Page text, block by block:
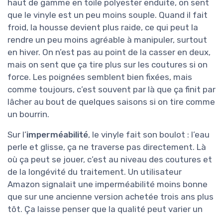
haut de gamme en toile polyester enduite, on sent
que le vinyle est un peu moins souple. Quand il fait
froid, la housse devient plus raide, ce qui peut la
rendre un peu moins agréable à manipuler, surtout
en hiver. On n’est pas au point de la casser en deux,
mais on sent que ça tire plus sur les coutures si on
force. Les poignées semblent bien fixées, mais
comme toujours, c’est souvent par là que ça finit par
lâcher au bout de quelques saisons si on tire comme
un bourrin.
Sur l’imperméabilité, le vinyle fait son boulot : l’eau
perle et glisse, ça ne traverse pas directement. Là
où ça peut se jouer, c’est au niveau des coutures et
de la longévité du traitement. Un utilisateur
Amazon signalait une imperméabilité moins bonne
que sur une ancienne version achetée trois ans plus
tôt. Ça laisse penser que la qualité peut varier un